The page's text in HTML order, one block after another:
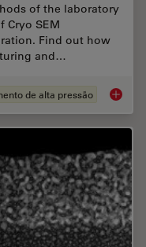
of the laboratory
Cryo SEM
Find out how
and…
de alta pressão Expert